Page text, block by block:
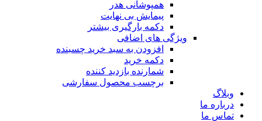
همپوشانی هدر
پیمایش بی نهایت
دکمه بارگیری بیشتر
ویژگی های اضافی
افزودن به سبد خرید چسبنده
دکمه خرید
شمارنده بازدید کننده
برچسب محصول سفارشی
وبلاگ
درباره ما
تماس ما